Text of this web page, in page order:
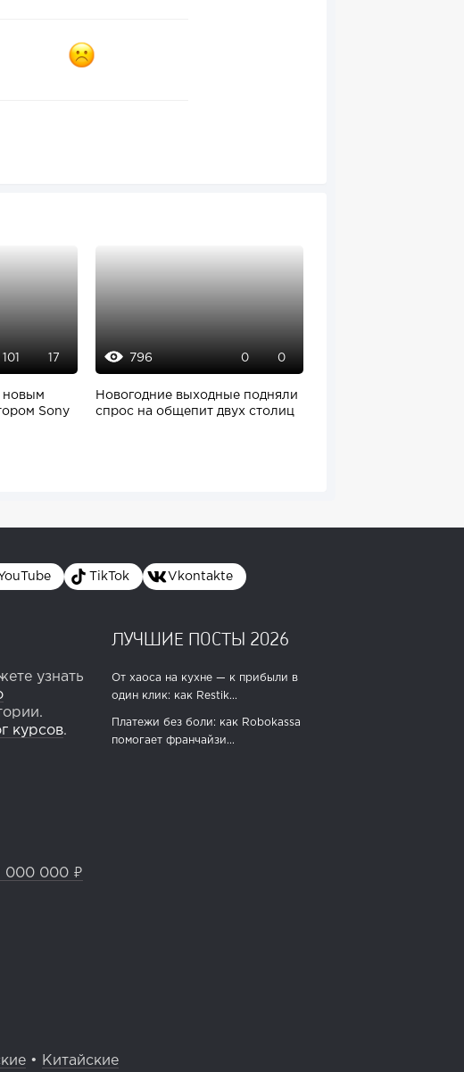
101 17
новым
Sony
796 0 0
Новогодние выходные подняли
спрос на общепит двух столиц
YouTube TikTok Vkontakte
узнать
курсов.
ЛУЧШИЕ ПОСТЫ 2026
От хаоса на кухне — к прибыли в
один клик: как Restik...
Платежи без боли: как Robokassa
помогает франчайзи...
000 000 ₽
• Китайские